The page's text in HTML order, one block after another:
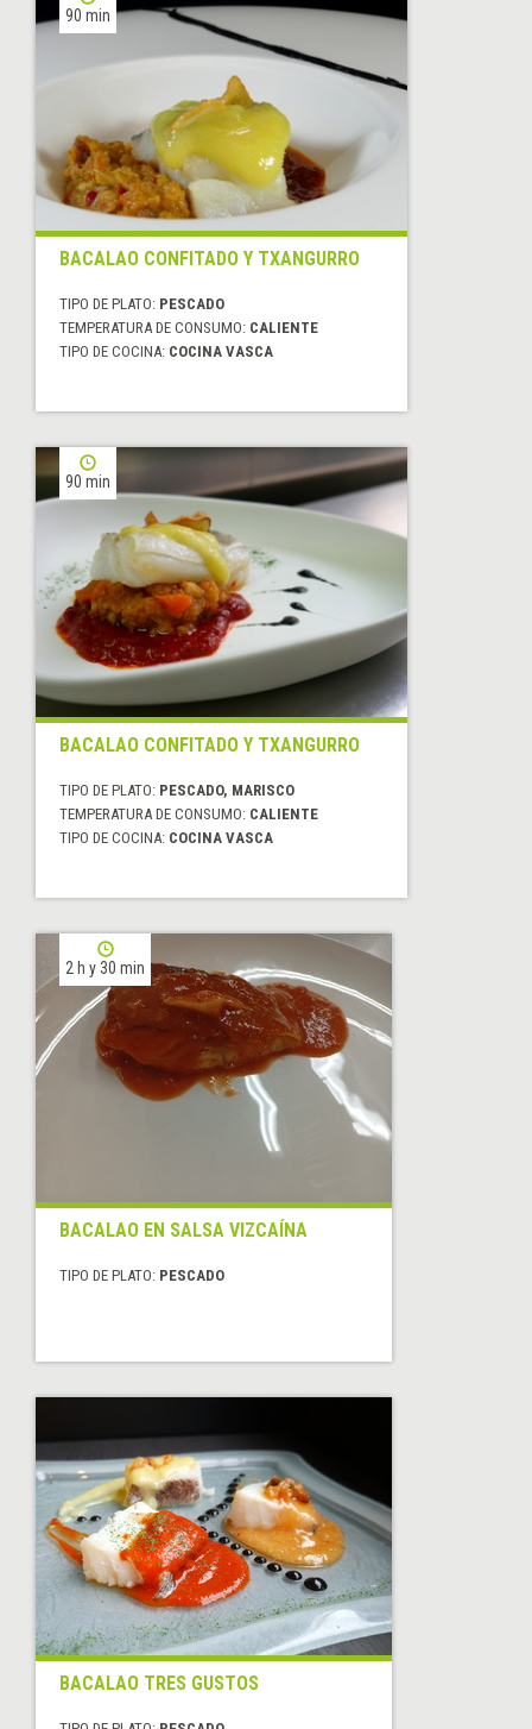
90 min
BACALAO CONFITADO Y TXANGURRO
TIPO DE PLATO: PESCADO
TEMPERATURA DE CONSUMO: CALIENTE
TIPO DE COCINA: COCINA VASCA
90 min
BACALAO CONFITADO Y TXANGURRO
TIPO DE PLATO: PESCADO, MARISCO
TEMPERATURA DE CONSUMO: CALIENTE
TIPO DE COCINA: COCINA VASCA
2 h y 30 min
BACALAO EN SALSA VIZCAÍNA
TIPO DE PLATO: PESCADO
BACALAO TRES GUSTOS